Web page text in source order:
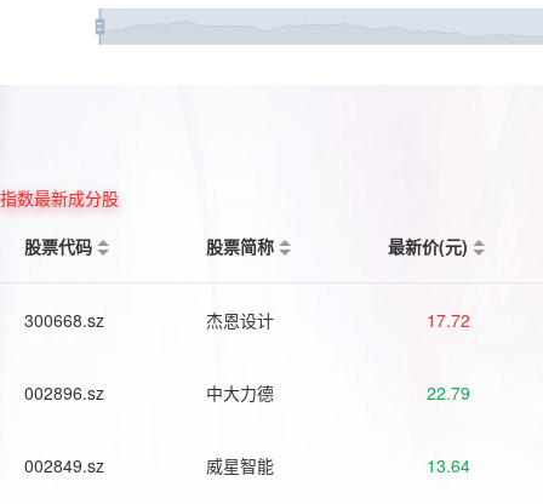
指数最新成分股
股票代码
股票简称 最新价(元)
300668.sz 杰恩设计 17.72
002896.sz 中大力德 22.79
002849.sz 威星智能 13.64